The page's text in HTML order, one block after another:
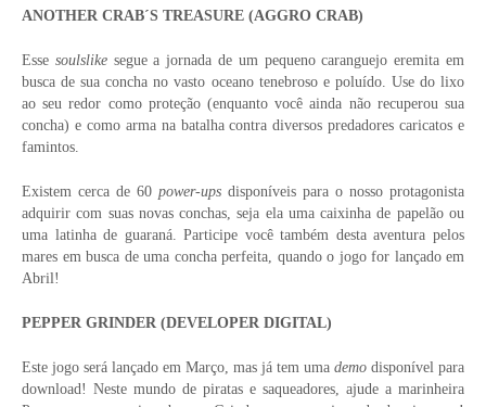
ANOTHER CRAB´S TREASURE (AGGRO CRAB)
Esse soulslikesegue a jornada de um pequeno caranguejo eremita em
busca de sua concha no vasto oceano tenebroso e poluído. Use do lixo
ao seu redor como proteção (enquanto você ainda não recuperou sua
concha) e como arma na batalha contra diversos predadores caricatos e
famintos.
Existem cerca de 60 power-ups disponíveis para o nosso protagonista
adquirir com suas novas conchas, seja ela uma caixinha de papelão ou
uma latinha de guaraná. Participe você também desta aventura pelos
mares em busca de uma concha perfeita, quando o jogo for lançado em
Abril!
PEPPER GRINDER (DEVELOPER DIGITAL)
Este jogo será lançado em Março, mas já tem uma demo disponível para
download! Neste mundo de piratas e saqueadores, ajude a marinheira